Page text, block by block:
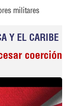
militares
Y EL CARIBE
coerción